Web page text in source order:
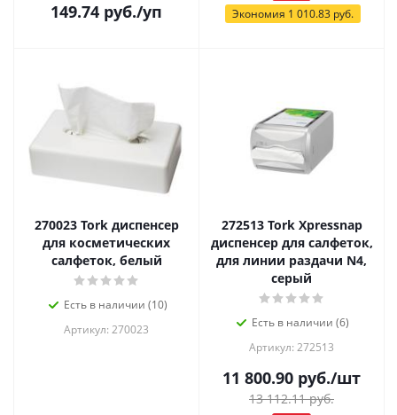
149.74 руб./уп
Экономия 1 010.83 руб.
270023 Tork диспенсер
для косметических
салфеток, белый
Есть в наличии (10)
Артикул: 270023
272513 Tork Xpressnap
диспенсер для салфеток,
для линии раздачи N4,
серый
Есть в наличии (6)
Артикул: 272513
11 800.90 руб./шт
13 112.11руб.